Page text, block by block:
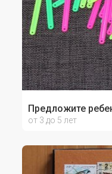
Предложите
от 3 до 5 лет